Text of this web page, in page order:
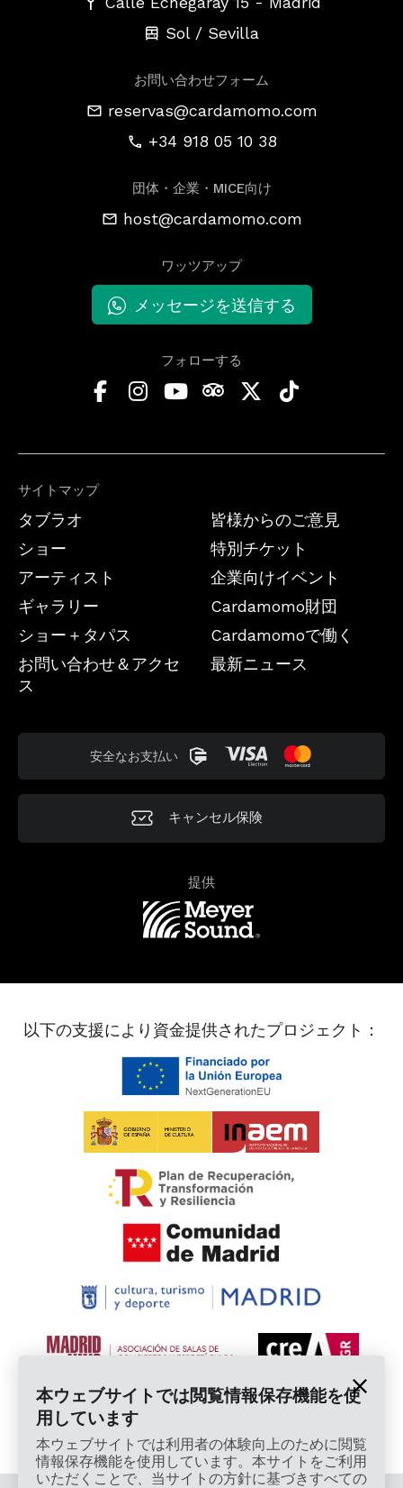
サイトマップ
タブラオ
ショー
アーティスト
ギャラリー
ショー＋タパス
お問い合わせ＆アクセ
ス
皆様からのご意見
特別チケット
企業向けイベント
Cardamomo財団
Cardamomoで働く
最新ニュース
Sol / Sevilla
お問い合わせフォーム
reservas@cardamomo.com
+34 918 05 10 38
団体・企業・MICE向け
host@cardamomo.com
ワッツアップ
メッセージを送信する
フォローする
安全なお支払い
キャンセル保険
提供
以下の支援により資金提供されたプロジェクト：
本ウェブサイトでは閲覧情報保存機能を使
用しています
本ウェブサイトでは利用者の体験向上のために閲覧
情報保存機能を使用しています。本サイトをご利用
いただくことで、当サイトの方針に基づきすべての